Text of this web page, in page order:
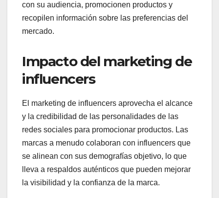
con su audiencia, promocionen productos y
recopilen información sobre las preferencias del
mercado.
Impacto del marketing de
influencers
El marketing de influencers aprovecha el alcance
y la credibilidad de las personalidades de las
redes sociales para promocionar productos. Las
marcas a menudo colaboran con influencers que
se alinean con sus demografías objetivo, lo que
lleva a respaldos auténticos que pueden mejorar
la visibilidad y la confianza de la marca.